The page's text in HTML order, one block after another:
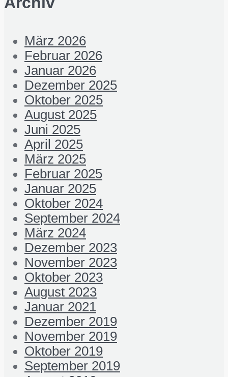
März 2026
Februar 2026
Januar 2026
Dezember 2025
Oktober 2025
August 2025
Juni 2025
April 2025
März 2025
Februar 2025
Januar 2025
Oktober 2024
September 2024
März 2024
Dezember 2023
November 2023
Oktober 2023
August 2023
Januar 2021
Dezember 2019
November 2019
Oktober 2019
September 2019